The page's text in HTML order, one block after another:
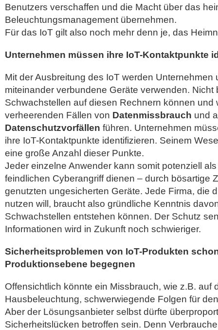
Benutzers verschaffen und die Macht über das
Beleuchtungsmanagement übernehmen.
Für das IoT gilt also noch mehr denn je, das
Unternehmen müssen ihre IoT-Kontaktpunkte
Mit der Ausbreitung des IoT werden Unternehmen
miteinander verbundene Geräte verwenden. Nicht
Schwachstellen auf diesen Rechnern können und
verheerenden Fällen von Datenmissbrauch und
Datenschutzvorfällen führen. Unternehmen
ihre IoT-Kontaktpunkte identifizieren. Seinem
eine große Anzahl dieser Punkte.
Jeder einzelne Anwender kann somit potenziell
feindlichen Cyberangriff dienen – durch bösartige
genutzten ungesicherten Geräte. Jede Firma, die
nutzen will, braucht also gründliche Kenntnis
Schwachstellen entstehen können. Der Schutz
Informationen wird in Zukunft noch schwieriger.
Sicherheitsproblemen von IoT-Produkten
Produktionsebene begegnen
Offensichtlich könnte ein Missbrauch, wie z.B. auf
Hausbeleuchtung, schwerwiegende Folgen für
Aber der Lösungsanbieter selbst dürfte
Sicherheitslücken betroffen sein. Denn